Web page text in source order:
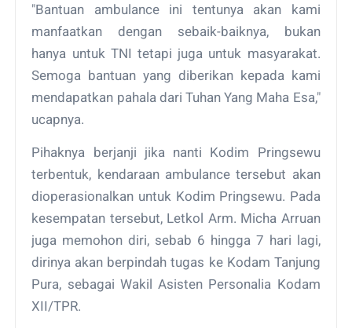
"Bantuan ambulance ini tentunya akan kami
manfaatkan dengan sebaik-baiknya, bukan
hanya untuk TNI tetapi juga untuk masyarakat.
Semoga bantuan yang diberikan kepada kami
mendapatkan pahala dari Tuhan Yang Maha Esa,"
ucapnya.
Pihaknya berjanji jika nanti Kodim Pringsewu
terbentuk, kendaraan ambulance tersebut akan
dioperasionalkan untuk Kodim Pringsewu. Pada
kesempatan tersebut, Letkol Arm. Micha Arruan
juga memohon diri, sebab 6 hingga 7 hari lagi,
dirinya akan berpindah tugas ke Kodam Tanjung
Pura, sebagai Wakil Asisten Personalia Kodam
XII/TPR.